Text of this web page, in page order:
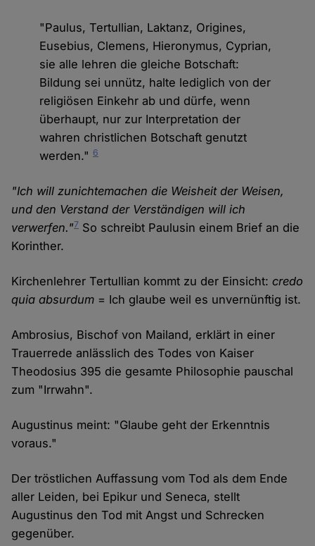
"Paulus, Tertullian, Laktanz, Origines,
Eusebius, Clemens, Hieronymus, Cyprian,
sie alle lehren die gleiche Botschaft:
Bildung sei unnütz, halte lediglich von der
religiösen Einkehr ab und dürfe, wenn
überhaupt, nur zur Interpretation der
wahren christlichen Botschaft genutzt
werden."6
"Ich will zunichtemachen die Weisheit der Weisen,
und den Verstand der Verständigen will ich
verwerfen."7 So schreibt Paulusin einem Brief an die
Korinther.
Kirchenlehrer Tertullian kommt zu der Einsicht:credo
quia absurdum = Ich glaube weil es unvernünftig ist.
Ambrosius, Bischof von Mailand, erklärt in einer
Trauerrede anlässlich des Todes von Kaiser
Theodosius 395 die gesamte Philosophie pauschal
zum "Irrwahn".
Augustinus meint: "Glaube geht der Erkenntnis
voraus."
Der tröstlichen Auffassung vom Tod als dem Ende
aller Leiden, bei Epikur und Seneca, stellt
Augustinus den Tod mit Angst und Schrecken
gegenüber.